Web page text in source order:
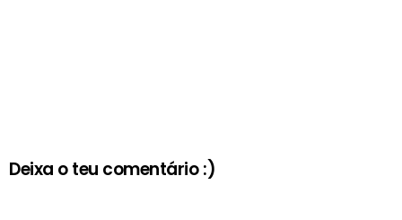
Deixa o teu comentário :)